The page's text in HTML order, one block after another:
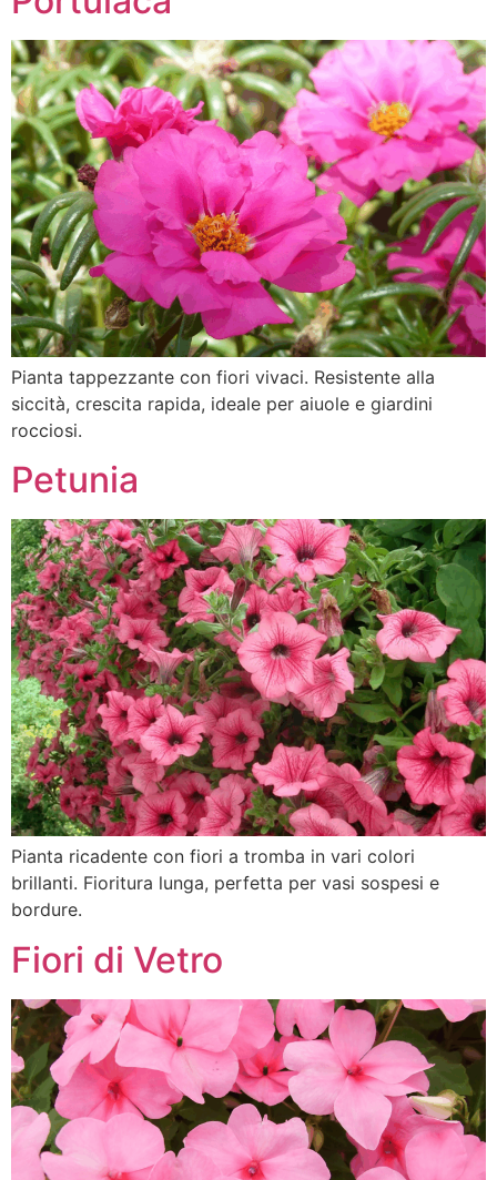
Pianta tappezzante con fiori vivaci. Resistente alla
siccità, crescita rapida, ideale per aiuole e giardini
rocciosi.
Petunia
Pianta ricadente con fiori a tromba in vari colori
brillanti. Fioritura lunga, perfetta per vasi sospesi e
bordure.
Fiori di Vetro